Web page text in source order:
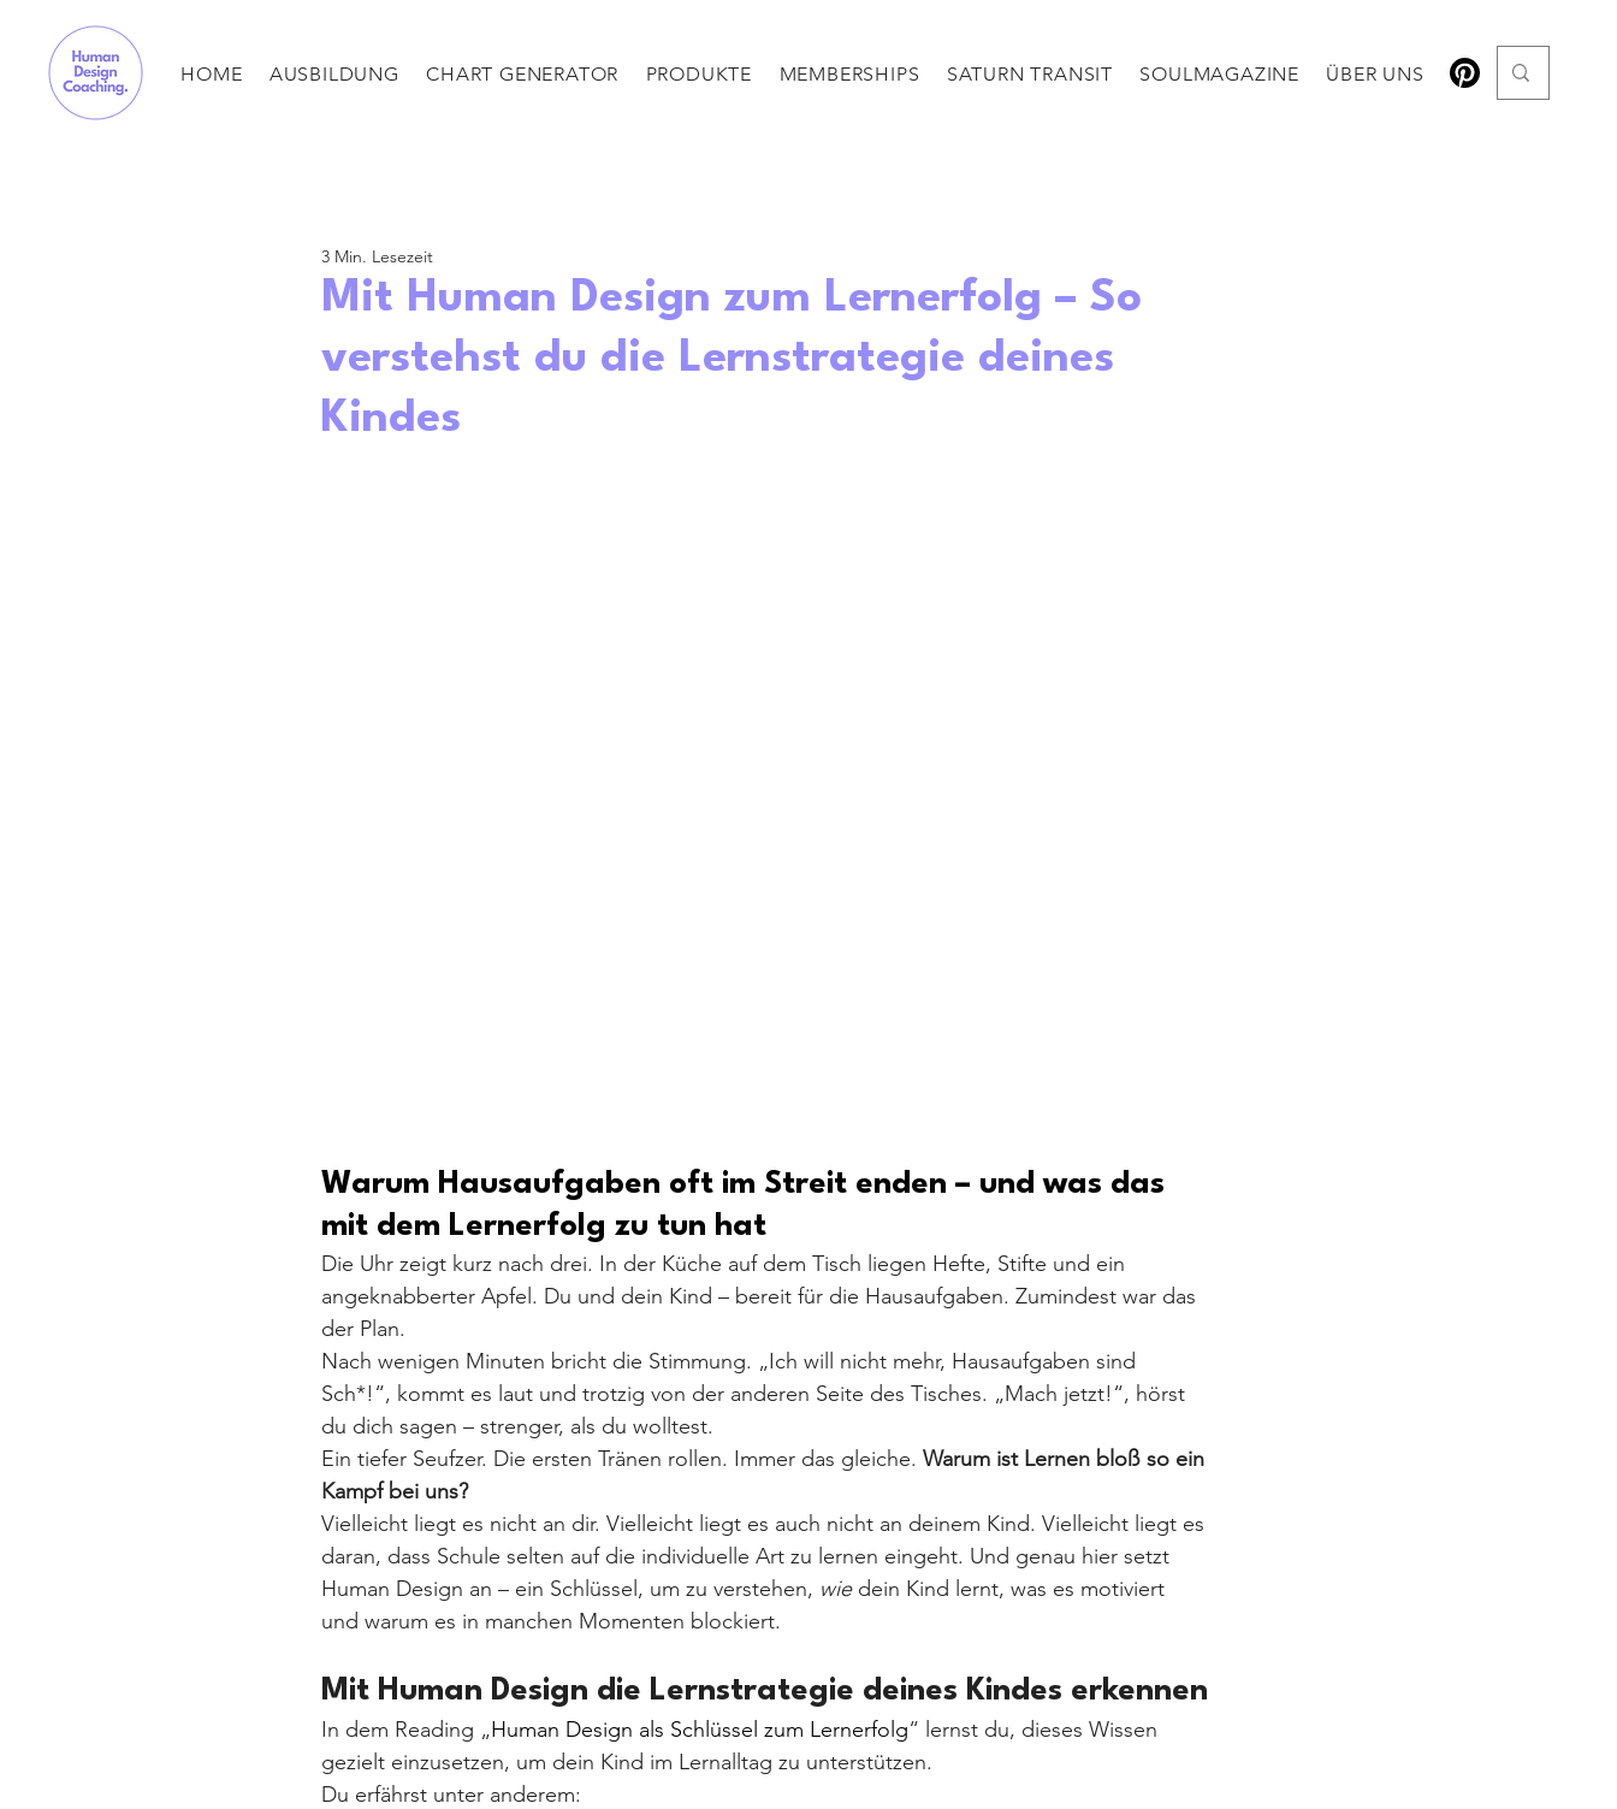
HOME AUSBILDUNG CHART GENERATOR PRODUKTE MEMBERSHIPS SATURN TRANSIT SOULMAGAZINE ÜBER UNS
Mit Human Design zum Lernerfolg – So
verstehst du die Lernstrategie deines
Kindes
3 Min. Lesezeit
Warum Hausaufgaben oft im Streit enden – und was das
mit dem Lernerfolg zu tun hat
Die Uhr zeigt kurz nach drei. In der Küche auf dem Tisch liegen Hefte, Stifte und ein
angeknabberter Apfel. Du und dein Kind – bereit für die Hausaufgaben. Zumindest war das
der Plan.
Nach wenigen Minuten bricht die Stimmung. „Ich will nicht mehr, Hausaufgaben sind
Sch*!“, kommt es laut und trotzig von der anderen Seite des Tisches. „Mach jetzt!“, hörst
du dich sagen – strenger, als du wolltest.
Ein tiefer Seufzer. Die ersten Tränen rollen. Immer das gleiche. Warum ist Lernen bloß so ein
Kampf bei uns?
Vielleicht liegt es nicht an dir. Vielleicht liegt es auch nicht an deinem Kind. Vielleicht liegt es
daran, dass Schule selten auf die individuelle Art zu lernen eingeht. Und genau hier setzt
Human Design an – ein Schlüssel, um zu verstehen, wie dein Kind lernt, was es motiviert
und warum es in manchen Momenten blockiert.
Mit Human Design die Lernstrategie deines Kindes erkennen
In dem Reading „Human Design als Schlüssel zum Lernerfolg“ lernst du, dieses Wissen
gezielt einzusetzen, um dein Kind im Lernalltag zu unterstützen.
Du erfährst unter anderem: